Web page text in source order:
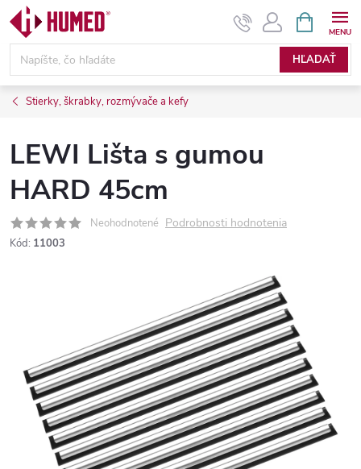
Prejsť
obsah
HĽADAŤ
KOŠÍK
Stierky, škrabky, rozmývače a kefy
LEWI Lišta s gumou
HARD 45cm
Neohodnotené Podrobnosti hodnotenia
Kód: 11003